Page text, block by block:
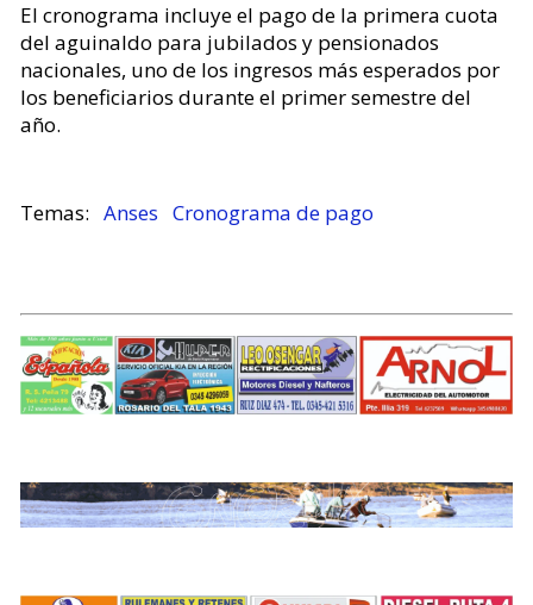
El cronograma incluye el pago de la primera cuota
del aguinaldo para jubilados y pensionados
nacionales, uno de los ingresos más esperados por
los beneficiarios durante el primer semestre del
año.
Anses Cronograma de pago